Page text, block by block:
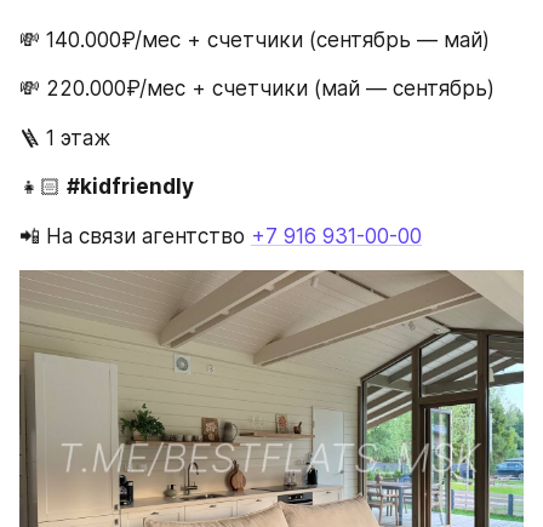
💸 140.000₽/мес + счетчики (сентябрь — май)
💸 220.000₽/мес + счетчики (май — сентябрь)
🪜 1 этаж
👧🏻 #kidfriendly
📲 На связи агентство +7 916 931-00-00